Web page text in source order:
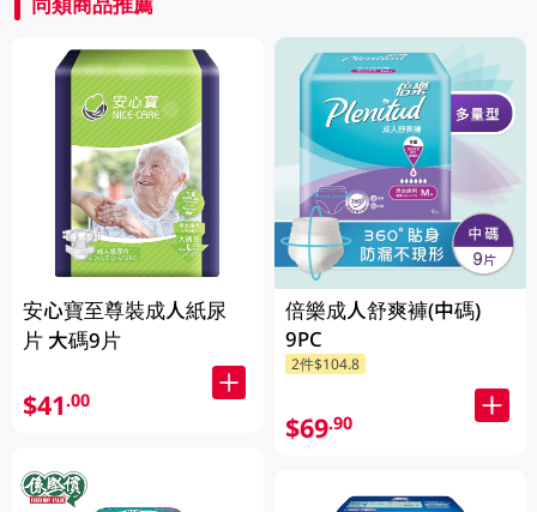
安心寶至尊裝成人紙尿
片 大碼9片
$41.00
倍樂成人舒爽褲(中碼)
9PC
2件$104.8
$69.90